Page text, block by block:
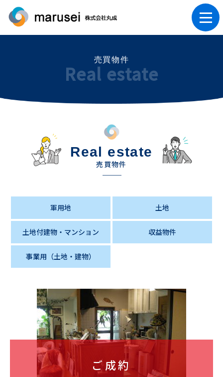
売買物件
Real estate
Real estate
売買物件
軍用地 土地
土地付建物・マンション 収益物件
事業用（土地・建物）
ご成約